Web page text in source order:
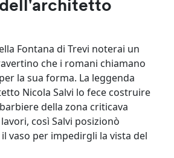
Fontana di Trevi noterai un
che i romani chiamano
la sua forma. La leggenda
Nicola Salvi lo fece costruire
della zona criticava
così Salvi posizionò
vaso per impedirgli la vista del